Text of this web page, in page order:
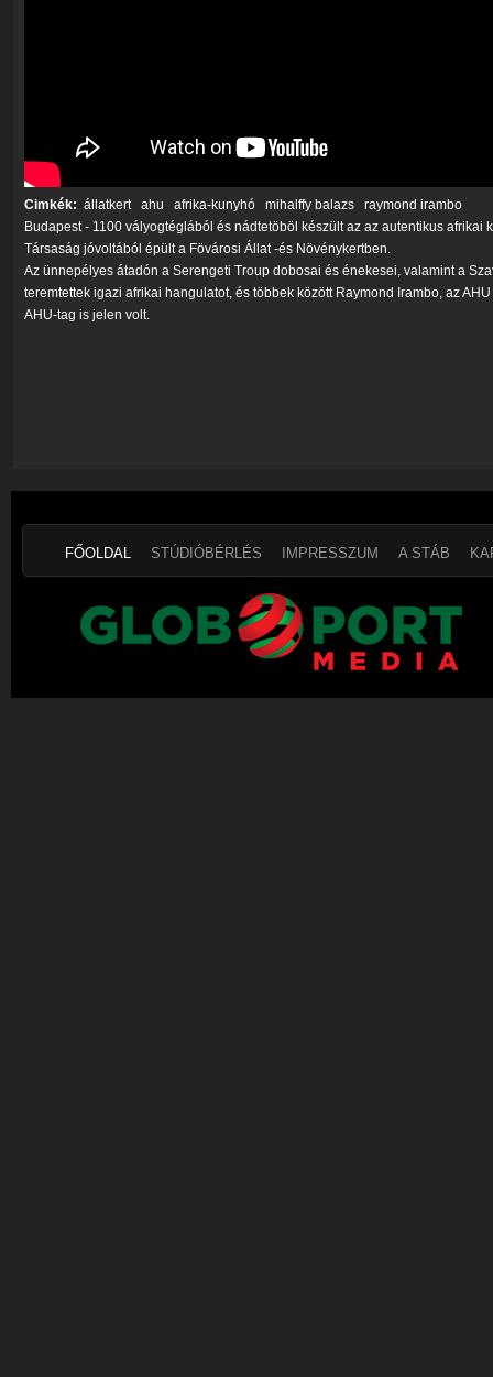
Cimkék: állatkert ahu afrika-kunyhó mihalffy balazs
raymond irambo
Budapest - 1100 vályogtéglából és nádtetöböl készült az az autentikus afrikai
Társaság jóvoltából épült a Fövárosi Állat -és Növénykertben.
Az ünnepélyes átadón a Serengeti Troup dobosai és énekesei, valamint a
teremtettek igazi afrikai hangulatot, és többek között Raymond Irambo, az
AHU-tag is jelen volt.
FŐOLDAL STÚDIÓBÉRLÉS IMPRESSZUM A STÁB